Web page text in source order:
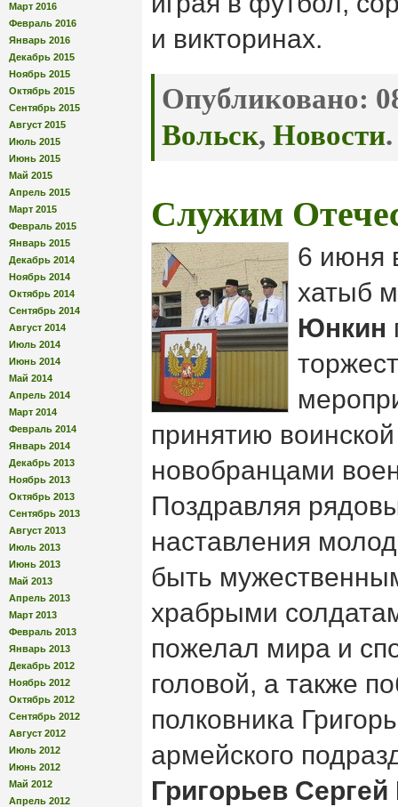
Март 2016
Февраль 2016
Январь 2016
Декабрь 2015
Ноябрь 2015
Октябрь 2015
Сентябрь 2015
Август 2015
Июль 2015
Июнь 2015
Май 2015
Апрель 2015
Март 2015
Февраль 2015
Январь 2015
Декабрь 2014
Ноябрь 2014
Октябрь 2014
Сентябрь 2014
Август 2014
Июль 2014
Июнь 2014
Май 2014
Апрель 2014
Март 2014
Февраль 2014
Январь 2014
Декабрь 2013
Ноябрь 2013
Октябрь 2013
Сентябрь 2013
Август 2013
Июль 2013
Июнь 2013
Май 2013
Апрель 2013
Март 2013
Февраль 2013
Январь 2013
Декабрь 2012
Ноябрь 2012
Октябрь 2012
Сентябрь 2012
Август 2012
Июль 2012
Июнь 2012
Май 2012
Апрель 2012
и викторинах.
Опубликовано:
Вольск, Новости.
Служим
6 июня
хатыб
Юнкин
принятию
новобранцами
Поздравляя
наставления
быть
храбрыми
пожелал мира и
головой, а также
полковника
армейского
Григорьев